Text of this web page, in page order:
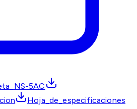
5AC
Hoja_de_especificaciones